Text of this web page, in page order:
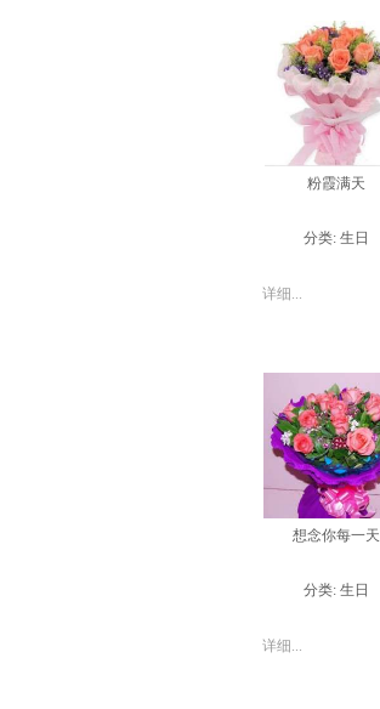
粉霞满天
分类: 生日
详细...
想念你每一天
分类: 生日
详细...